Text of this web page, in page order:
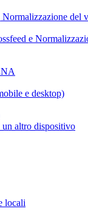
del
e
e desktop)
altro dispositivo
locali